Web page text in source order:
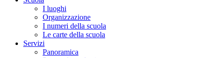
I luoghi
Organizzazione
I numeri della scuola
Le carte della scuola
Servizi
Panoramica